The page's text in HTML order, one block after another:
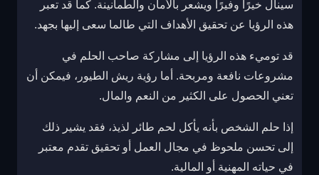
سينال خيرًا وفيرًا ويشعر بالأمان والطمأنينة. كما قد تعبر
هذه الرؤيا عن تحقيق الأهداف التي طالما سعى إليها بجهد.
قد توميء هذه الرؤيا إلى مشاركة صاحب الحلم في
مشروعات نافعة ومربحة. أما رؤية ريش الطيور، فيمكن أن
تعني الحصول على الكثير من النعم والمال.
إذا حلم الشخص بأنه يأكل لحم طائر لذيذ، فقد يشير ذلك
إلى تحسن ملحوظ في مجال العمل أو تحقيق تقدم معتبر
في حياته المهنية أو المالية.